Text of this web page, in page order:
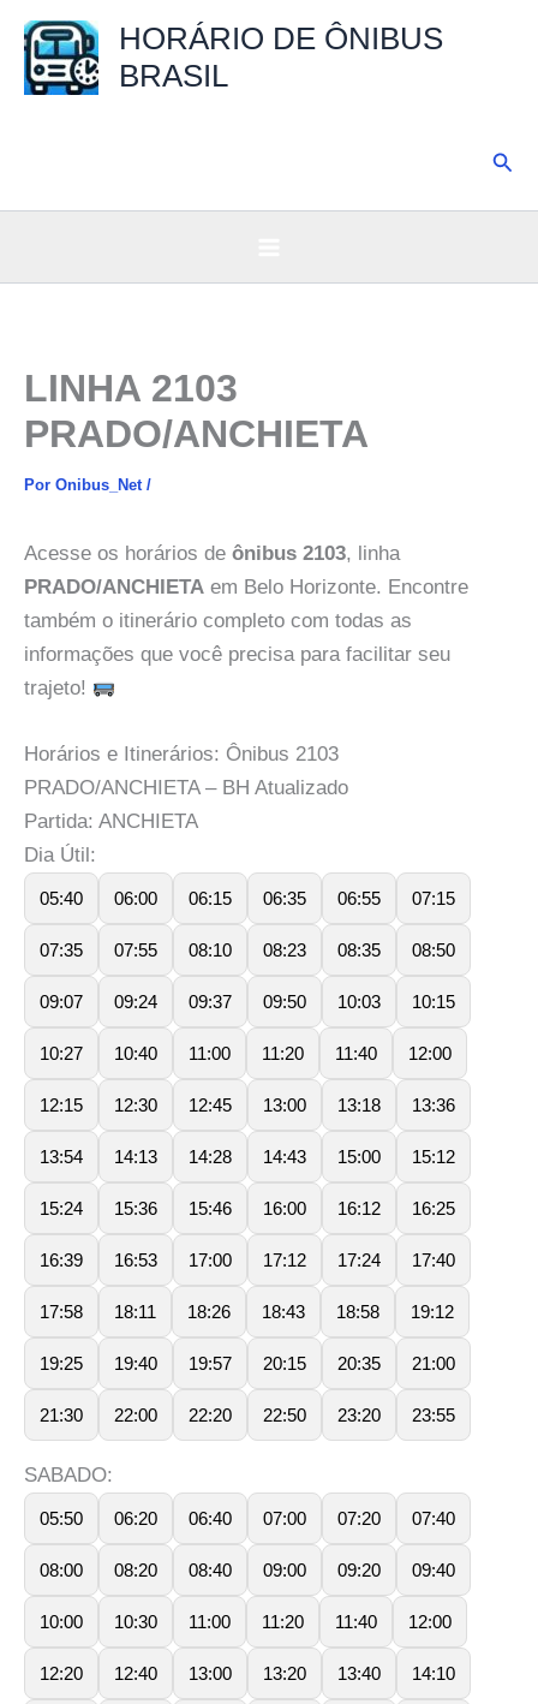
para
HORÁRIO DE ÔNIBUS
BRASIL
LINHA 2103
PRADO/ANCHIETA
Por Onibus_Net /
Acesse os horários de ônibus 2103, linha
PRADO/ANCHIETA em Belo Horizonte. Encontre
também o itinerário completo com todas as
informações que você precisa para facilitar seu
trajeto!
Horários e Itinerários: Ônibus 2103
PRADO/ANCHIETA – BH Atualizado
Partida: ANCHIETA
Dia Útil:
05:40 06:00 06:15 06:35 06:55 07:15
07:35 07:55 08:10 08:23 08:35 08:50
09:07 09:24 09:37 09:50 10:03 10:15
10:27 10:40 11:00 11:20 11:40 12:00
12:15 12:30 12:45 13:00 13:18 13:36
13:54 14:13 14:28 14:43 15:00 15:12
15:24 15:36 15:46 16:00 16:12 16:25
16:39 16:53 17:00 17:12 17:24 17:40
17:58 18:11 18:26 18:43 18:58 19:12
19:25 19:40 19:57 20:15 20:35 21:00
21:30 22:00 22:20 22:50 23:20 23:55
SABADO:
05:50 06:20 06:40 07:00 07:20 07:40
08:00 08:20 08:40 09:00 09:20 09:40
10:00 10:30 11:00 11:20 11:40 12:00
12:20 12:40 13:00 13:20 13:40 14:10